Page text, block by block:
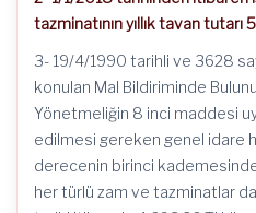
tazminatının yıllık tavan tutarı
3- 19/4/1990 tarihli ve 3628
konulan Mal Bildiriminde
Yönetmeliğin 8 inci maddesi
edilmesi gereken genel idare
derecenin birinci
her türlü zam ve tazminatlar